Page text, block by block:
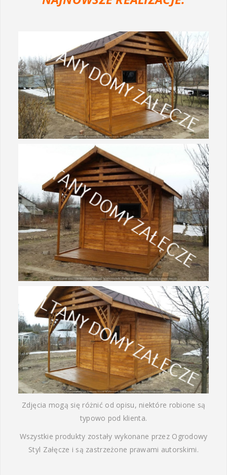
Zdjęcia mogą się różnić od opisu, niektóre robione są
typowo pod klienta.
Wszystkie produkty zostały wykonane przez Ogrodowy
Styl Załęcze i są zastrzeżone prawami autorskimi.